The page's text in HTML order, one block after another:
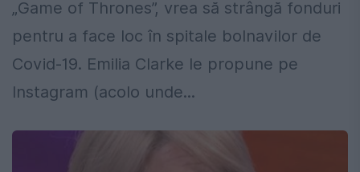
„Game of Thrones”, vrea să strângă fonduri
pentru a face loc în spitale bolnavilor de
Covid-19. Emilia Clarke le propune pe
Instagram (acolo unde...